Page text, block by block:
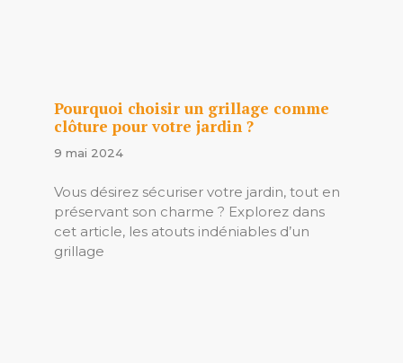
Pourquoi choisir un grillage comme
clôture pour votre jardin ?
9 mai 2024
Vous désirez sécuriser votre jardin, tout en
préservant son charme ? Explorez dans
cet article, les atouts indéniables d’un
grillage